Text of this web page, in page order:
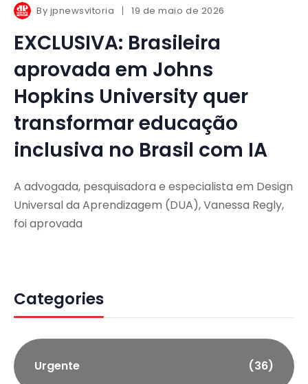
By jpnewsvitoria 19 de maio de 2026
EXCLUSIVA: Brasileira
aprovada em Johns
Hopkins University quer
transformar educação
inclusiva no Brasil com IA
A advogada, pesquisadora e especialista em Design
Universal da Aprendizagem (DUA), Vanessa Regly,
foi aprovada
Categories
Urgente (36)